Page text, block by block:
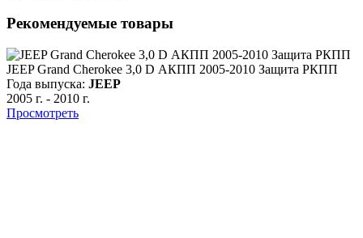
Рекомендуемые товары
JEEP Grand Cherokee 3,0 D АКПП 2005-2010 Защита РКПП
Года выпуска: JEEP
2005 г. - 2010 г.
Просмотреть